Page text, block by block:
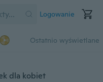
Logowanie
Ostatnio wyświetlane
dla kobiet